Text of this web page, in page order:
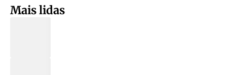
Mais lidas